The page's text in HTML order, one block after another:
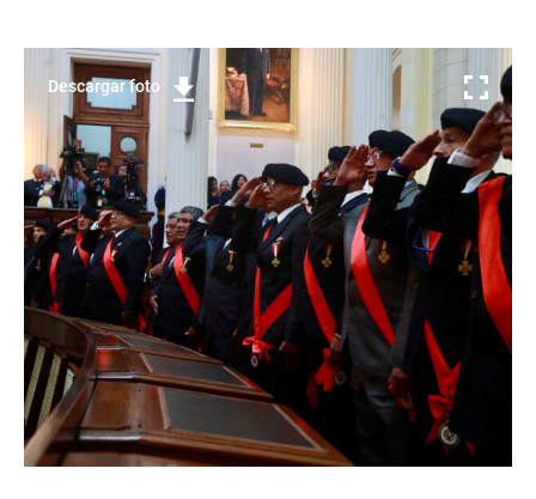
Descargar foto